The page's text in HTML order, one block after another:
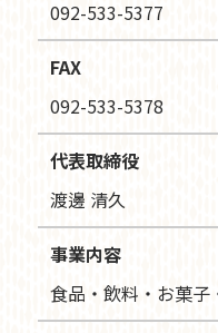
092-533-5377
FAX
092-533-5378
代表取締役
渡邊 清久
事業内容
食品・飲料・お菓